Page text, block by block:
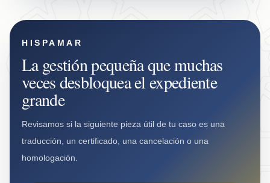
HISPAMAR
La gestión pequeña que muchas
veces desbloquea el expediente
grande
Revisamos si la siguiente pieza útil de tu caso es una
traducción, un certificado, una cancelación o una
homologación.